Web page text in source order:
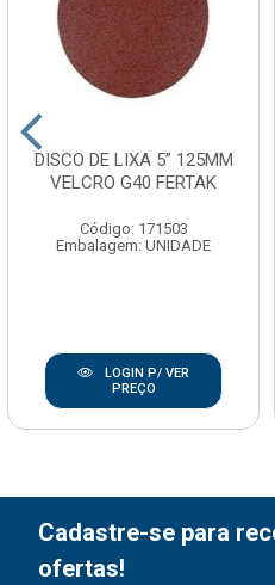
DISCO DE LIXA 5” 125MM
VELCRO G40 FERTAK
Código: 171503
Embalagem: UNIDADE
LOGIN P/ VER
PREÇO
Cadastre-se para
ofertas!